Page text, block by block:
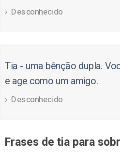
Desconhecido
Tia - uma bênção dupla.
e age como um amigo.
Desconhecido
Frases de tia para